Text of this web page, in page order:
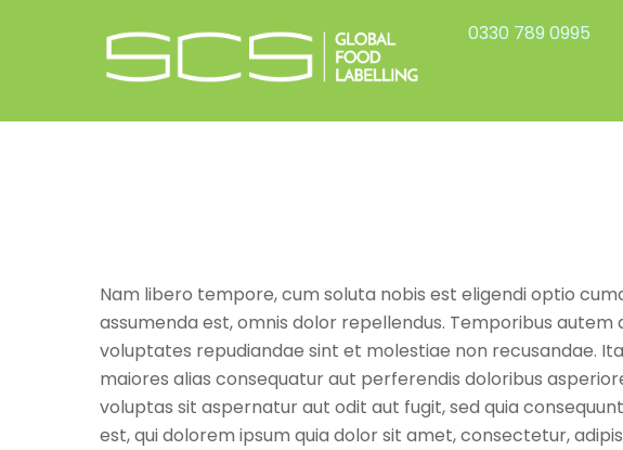
0330 789 0995
Nam libero tempore, cum soluta nobis est eligendi optio
assumenda est, omnis dolor repellendus. Temporibus
voluptates repudiandae sint et molestiae non recusandae.
maiores alias consequatur aut perferendis doloribus
voluptas sit aspernatur aut odit aut fugit, sed quia
est, qui dolorem ipsum quia dolor sit amet, consectetur,